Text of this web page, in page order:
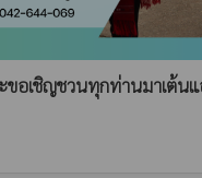
อเชิญชวนทุกท่านมาเต้นแ